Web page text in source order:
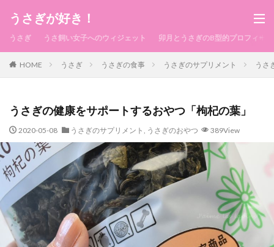
うさぎが好き！
うさぎ うさ飼い女子へのウィジェット 卯月とうさぎのB型的プロフィール
HOME うさぎ うさぎの食事 うさぎのサプリメント うさ
うさぎの健康をサポートするおやつ「枸杞の葉」
2020-05-08 うさぎのサプリメント , うさぎのおやつ 389View